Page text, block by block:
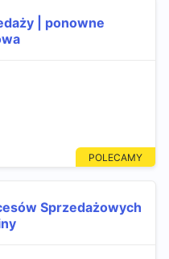
| ponowne
Sprzedażowych